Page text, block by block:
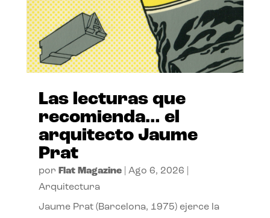
Las lecturas que
recomienda… el
arquitecto Jaume
Prat
por Flat Magazine| Ago 6, 2026
Arquitectura
Jaume Prat (Barcelona, 1975) ejerce la